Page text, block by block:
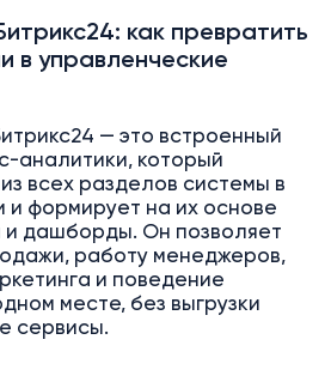
как превратить
в управленческие
— это встроенный
аналитики, который
всех разделов системы в
и формирует на их основе
и дашборды. Он позволяет
работу менеджеров,
и поведение
месте, без выгрузки
сервисы.